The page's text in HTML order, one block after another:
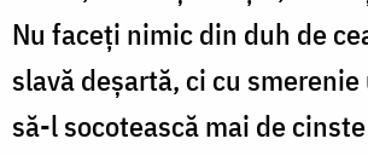
Nu faceți nimic din duh de
slavă deșartă, ci cu
să-l socotească mai de